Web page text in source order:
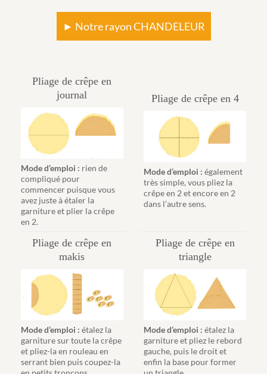
► Notre rayon CHANDELEUR
Pliage de crêpe en
journal
Mode d’emploi : rien de
compliqué pour
commencer puisque vous
avez juste à étaler la
garniture et plier la crêpe
en 2.
Pliage de crêpe en 4
Mode d’emploi :également
très simple, vous pliez la
crêpe en 2 et encore en 2
dans l’autre sens.
Pliage de crêpe en
makis
Mode d’emploi : étalez la
garniture sur toute la crêpe
et pliez-la en rouleau en
serrant bien puis coupez-la
Pliage de crêpe en
triangle
Mode d’emploi :étalez la
garniture et pliez le rebord
gauche, puis le droit et
enfin la base pour former